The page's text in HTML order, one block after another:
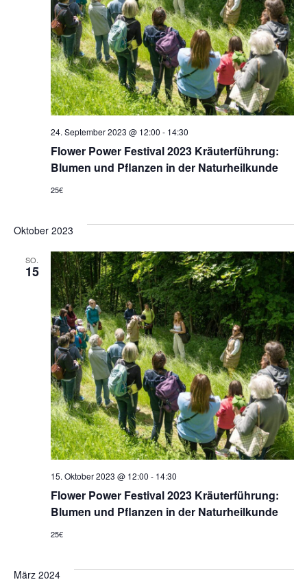
Flower Power Festival 2023 Kräuterführung:
Blumen und Pflanzen in der Naturheilkunde
24. September 2023 @ 12:00 - 14:30
25€
Oktober 2023
SO.
15
Flower Power Festival 2023 Kräuterführung:
Blumen und Pflanzen in der Naturheilkunde
15. Oktober 2023 @ 12:00 - 14:30
25€
März 2024